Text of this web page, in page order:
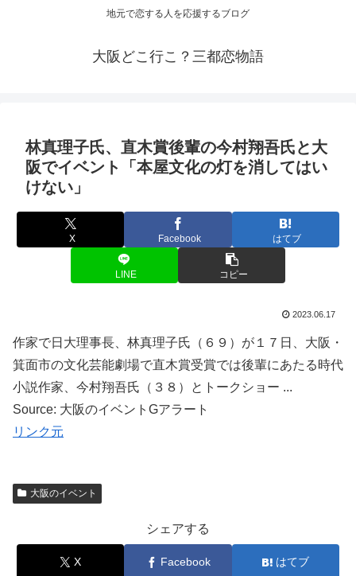
地元で恋する人を応援するブログ
大阪どこ行こ？三都恋物語
林真理子氏、直木賞後輩の今村翔吾氏と大
阪でイベント
「本屋文化の灯を消してはい
けない」
X Facebook はてブ
LINE コピー
2023.06.17
作家で日大理事長、林真理子氏（６９）が１７日、大阪・
箕面市の文化芸能劇場で直木賞受賞では後輩にあたる時代
小説作家、今村翔吾氏（３８）とトークショー ...
Source: 大阪のイベントGアラート
リンク元
大阪のイベント
シェアする
X Facebook はてブ